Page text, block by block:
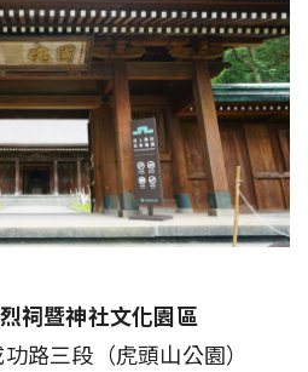
祠暨神社文化園區
路三段（虎頭山公園）